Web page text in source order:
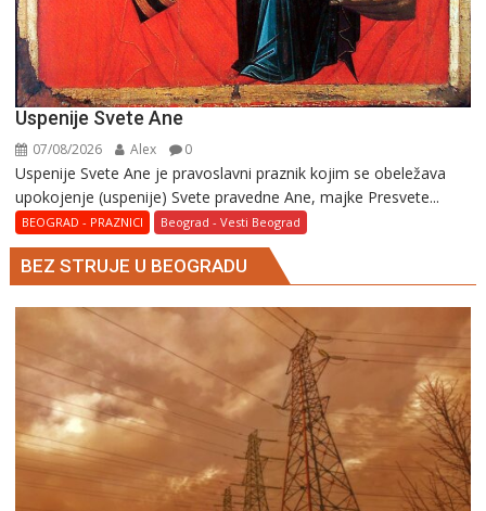
Uspenije Svete Ane
07/08/2026 Alex 0
Uspenije Svete Ane je pravoslavni praznik kojim se obeležava
upokojenje (uspenije) Svete pravedne Ane, majke Presvete...
BEOGRAD - PRAZNICI Beograd - Vesti Beograd
BEZ STRUJE U BEOGRADU